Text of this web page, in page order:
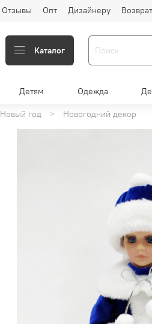
Отзывы Опт Дизайнеру
Каталог
Детям Одежда
Новый год Новогодний декор